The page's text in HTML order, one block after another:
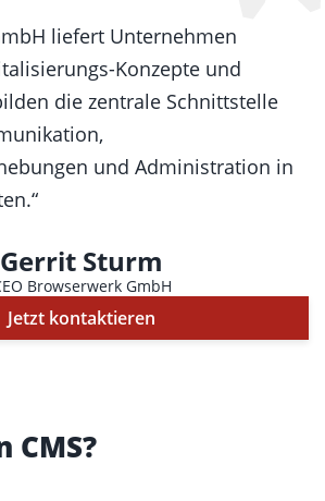
liefert Unternehmen
Konzepte und
die zentrale Schnittstelle
und Administration in
Gerrit Sturm
Browserwerk GmbH
Jetzt kontaktieren
CMS?